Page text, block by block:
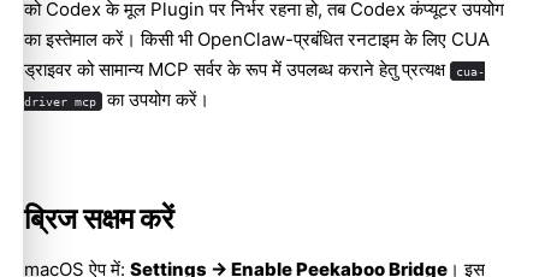
को Codex के मूल Plugin पर निर्भर रहना हो, तब Codex कंप्यूटर उपयोग
का इस्तेमाल करें। किसी भी OpenClaw-प्रबंधित रनटाइम के लिए CUA
ड्राइवर को सामान्य MCP सर्वर के रूप में उपलब्ध कराने हेतु प्रत्यक्ष
cua-
driver mcp का उपयोग करें।
ब्रिज सक्षम करें
macOS ऐप में: Settings -> Enable Peekaboo Bridge । इस